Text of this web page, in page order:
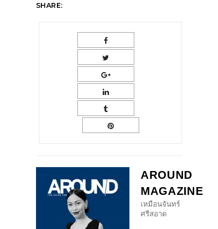
SHARE:
AROUND
MAGAZINE
เหมือนจันทร์
ศรีสอาด